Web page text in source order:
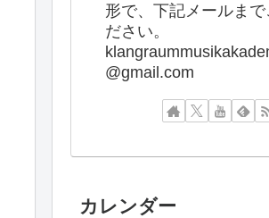
形で、下記メールまで
ださい。
@gmail.com
カレンダー